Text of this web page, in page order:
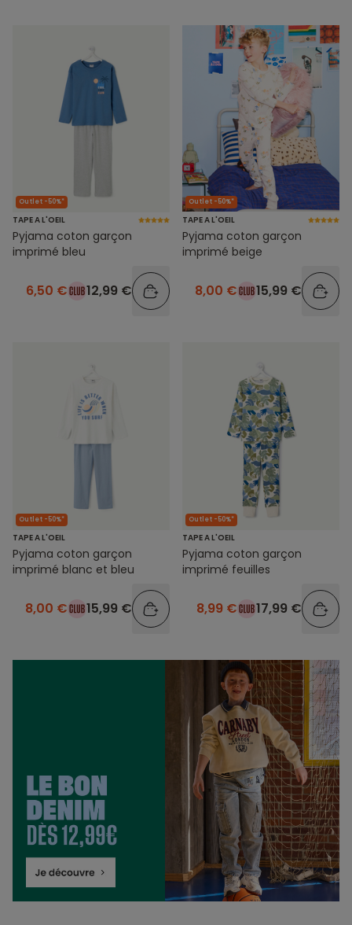
Outlet -50%*
TAPE A L'OEIL
Pyjama coton garçon
imprimé bleu
6,50 € 12,99 €
Outlet -50%*
TAPE A L'OEIL
Pyjama coton garçon
imprimé beige
8,00 € 15,99 €
Outlet -50%*
TAPE A L'OEIL
Pyjama coton garçon
imprimé blanc et bleu
8,00 € 15,99 €
Outlet -50%*
TAPE A L'OEIL
Pyjama coton garçon
imprimé feuilles
8,99 € 17,99 €